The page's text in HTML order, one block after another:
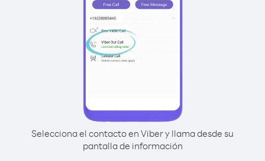
Selecciona el contacto en Viber y llama desde su
pantalla de información